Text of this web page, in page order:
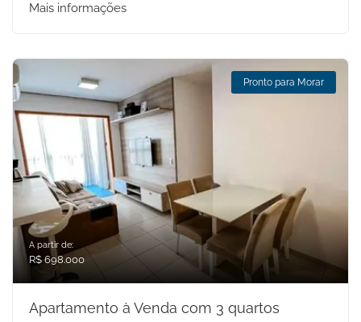
Mais informações
Pronto para Morar
A partir de:
R$ 698.000
Apartamento à Venda com 3 quartos